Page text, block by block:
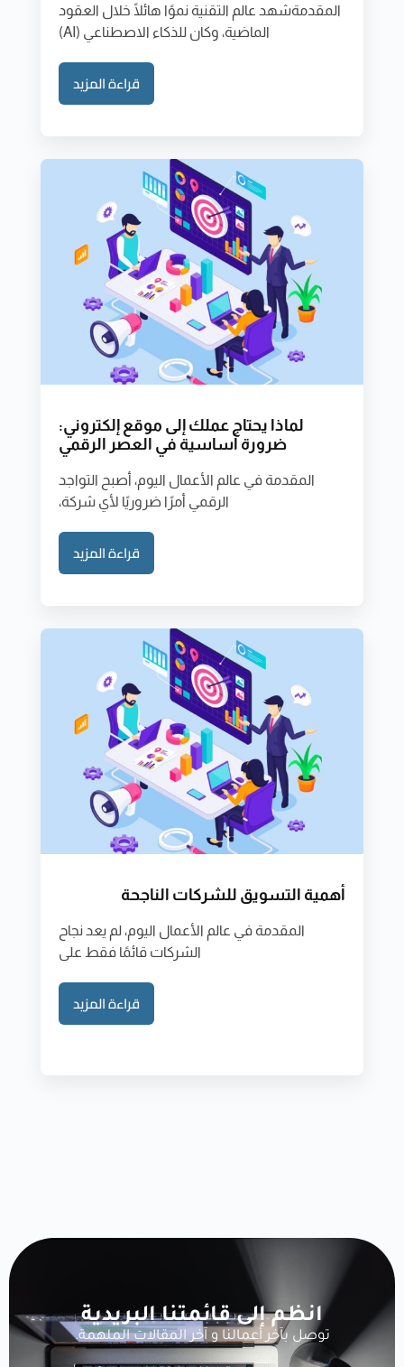
المقدمةشهد عالم التقنية نموًا هائلًا خلال العقود
الماضية، وكان للذكاء الاصطناعي (AI)
قراءة المزيد
لماذا يحتاج عملك إلى موقع إلكتروني:
ضرورة أساسية في العصر الرقمي
المقدمة في عالم الأعمال اليوم، أصبح التواجد
الرقمي أمرًا ضروريًا لأي شركة،
قراءة المزيد
أهمية التسويق للشركات الناجحة
المقدمة في عالم الأعمال اليوم، لم يعد نجاح
الشركات قائمًا فقط على
قراءة المزيد
انظم إلى قائمتنا البريدية
توصل بآخر أعمالنا و آخر المقالات الملهمة.